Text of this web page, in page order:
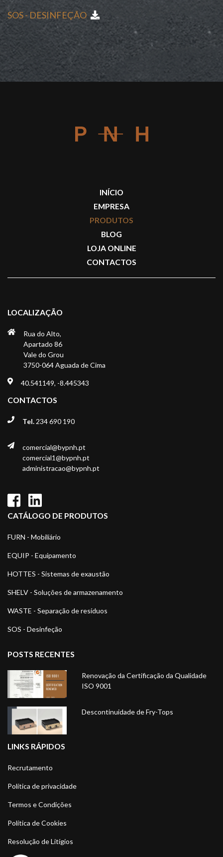
SOS - DESINFEÇÃO
INÍCIO
EMPRESA
PRODUTOS
BLOG
LOJA ONLINE
CONTACTOS
LOCALIZAÇÃO
Rua do Alto,
Apartado 86
Vale do Grou
3750-064 Aguada de Cima
40.541149, -8.445343
CONTACTOS
Tel. 234 690 190
comercial@bypnh.pt
comercial1@bypnh.pt
administracao@bypnh.pt
CATÁLOGO DE PRODUTOS
FURN - Mobiliário
EQUIP - Equipamento
HOTTES - Sistemas de exaustão
SHELV - Soluções de armazenamento
WASTE - Separação de resíduos
SOS - Desinfeção
POSTS RECENTES
Renovação da Certificação da Qualidade
ISO 9001
Descontinuidade de Fry-Tops
LINKS RÁPIDOS
Recrutamento
Política de privacidade
Termos e Condições
Política de Cookies
Resolução de Litígios